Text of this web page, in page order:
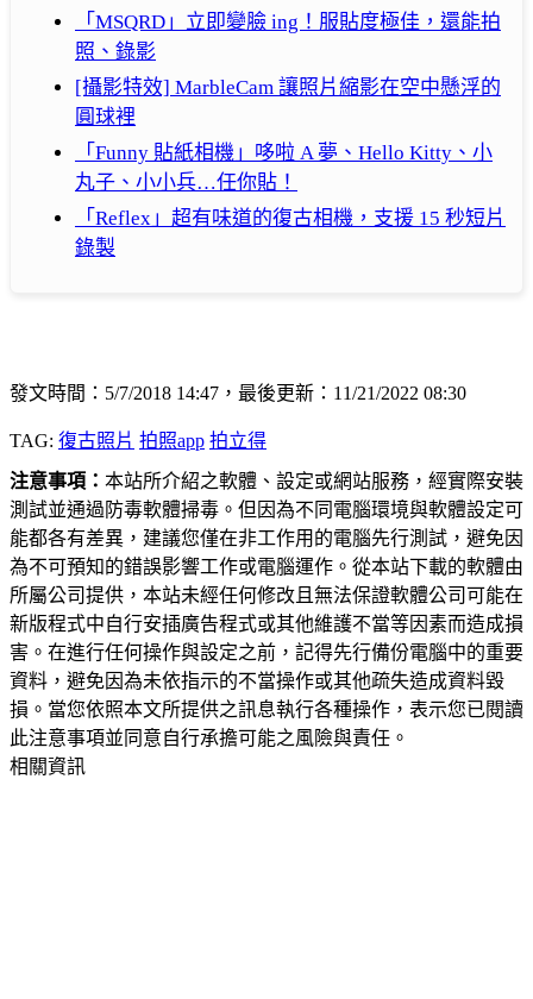
「MSQRD」立即變臉 ing！服貼度極佳，還能拍
照、錄影
[攝影特效] MarbleCam 讓照片縮影在空中懸浮的
圓球裡
「Funny 貼紙相機」哆啦 A 夢、Hello Kitty、小
丸子、小小兵…任你貼！
「Reflex」超有味道的復古相機，支援 15 秒短片
錄製
發文時間：5/7/2018 14:47，最後更新：11/21/2022 08:30
TAG: 復古照片 拍照app 拍立得
注意事項： 本站所介紹之軟體、設定或網站服務，經實際安裝
測試並通過防毒軟體掃毒。但因為不同電腦環境與軟體設定可
能都各有差異，建議您僅在非工作用的電腦先行測試，避免因
為不可預知的錯誤影響工作或電腦運作。從本站下載的軟體由
所屬公司提供，本站未經任何修改且無法保證軟體公司可能在
新版程式中自行安插廣告程式或其他維護不當等因素而造成損
害。在進行任何操作與設定之前，記得先行備份電腦中的重要
資料，避免因為未依指示的不當操作或其他疏失造成資料毀
損。當您依照本文所提供之訊息執行各種操作，表示您已閱讀
此注意事項並同意自行承擔可能之風險與責任。
相關資訊